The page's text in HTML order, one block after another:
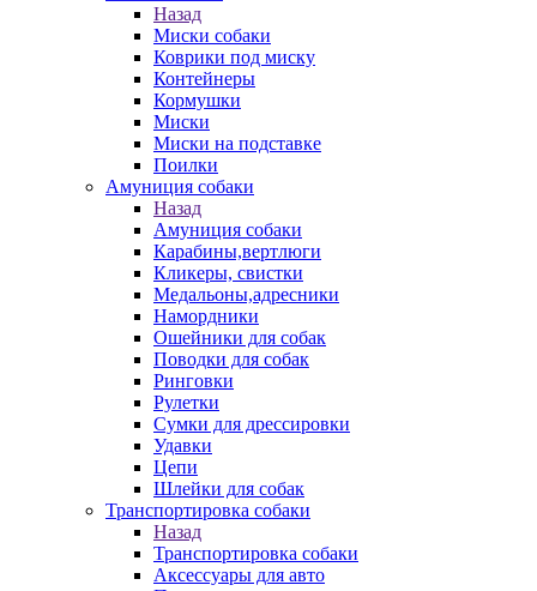
Назад
Миски собаки
Коврики под миску
Контейнеры
Кормушки
Миски
Миски на подставке
Поилки
Амуниция собаки
Назад
Амуниция собаки
Карабины,вертлюги
Кликеры, свистки
Медальоны,адресники
Намордники
Ошейники для собак
Поводки для собак
Ринговки
Рулетки
Сумки для дрессировки
Удавки
Цепи
Шлейки для собак
Транспортировка собаки
Назад
Транспортировка собаки
Аксессуары для авто